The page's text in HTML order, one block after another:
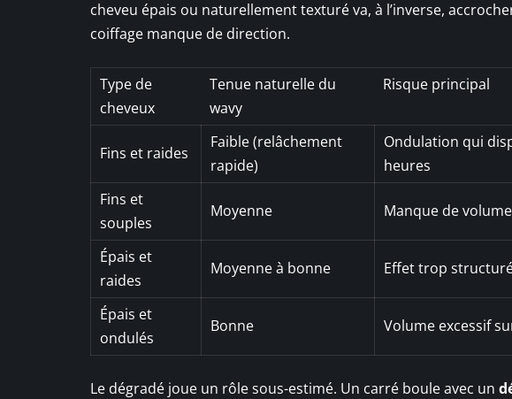
cheveu épais ou naturellement texturé va, à l’inverse,
coiffage manque de direction.
Type de
cheveux
Tenue naturelle du
wavy
Risque principal
Fins et raides
Faible (relâchement
rapide)
Ondulation qui
heures
Fins et
souples
Moyenne Manque de
Épais et
raides
Moyenne à bonne Effet trop
Épais et
ondulés
Bonne Volume excessif
Le dégradé joue un rôle sous-estimé. Un carré boule avec un